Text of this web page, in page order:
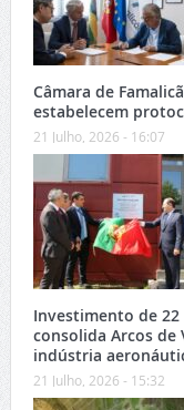
Câmara de
estabelecem
21 Julho, 2026 - 16:07
Investimento de
consolida Arcos de
indústria
21 Julho, 2026 - 15:32